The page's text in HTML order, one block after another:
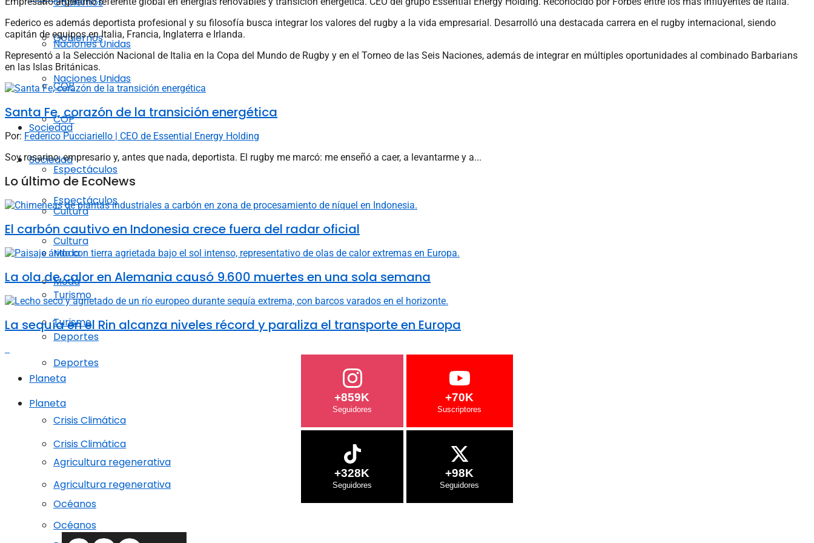
Naciones Unidas
COP
Sociedad
Espectáculos
Cultura
Moda
Turismo
Deportes
Planeta
Crisis Climática
Agricultura regenerativa
Océanos
Gobiernos
Naciones Unidas
COP
Sociedad
Espectáculos
Cultura
Moda
Turismo
Deportes
Planeta
Crisis Climática
Agricultura regenerativa
Océanos
Federico es además deportista profesional y su filosofía busca integrar los valores del rugby a la vida empresarial. Desarrolló una destacada carrera en el rugby internacional, siendo
capitán de equipos en Italia, Francia, Inglaterra e Irlanda.
Representó a la Selección Nacional de Italia en la Copa del Mundo de Rugby y en el Torneo de las Seis Naciones, además de integrar en múltiples oportunidades al combinado Barbarians
en las Islas Británicas.
Santa Fe, corazón de la transición energética
Por: Federico Pucciariello | CEO de Essential Energy Holding
Soy rosarino, empresario y, antes que nada, deportista. El rugby me marcó: me enseñó a caer, a levantarme y a...
Lo último de EcoNews
El carbón cautivo en Indonesia crece fuera del radar oficial
La ola de calor en Alemania causó 9.600 muertes en una sola semana
La sequía en el Rin alcanza niveles récord y paraliza el transporte en Europa
+859K +70K
+328K +98K